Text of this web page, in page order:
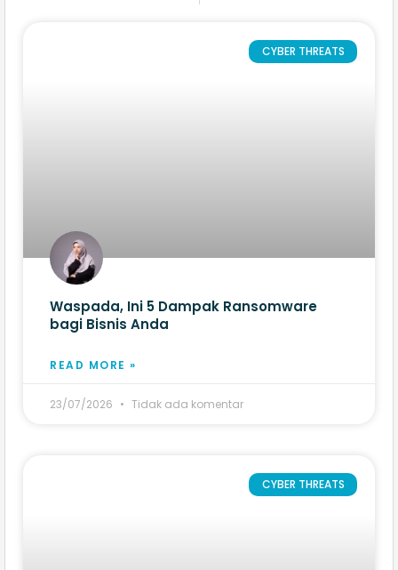
CYBER THREATS
Waspada, Ini 5 Dampak Ransomware
bagi Bisnis Anda
READ MORE »
23/07/2026 Tidak ada komentar
CYBER THREATS